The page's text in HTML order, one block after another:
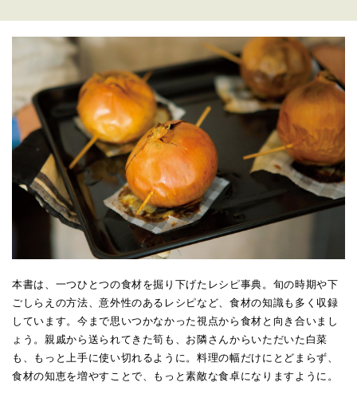
本書は、一つひとつの食材を掘り下げたレシピ事典。旬の時期や下
ごしらえの方法、意外性のあるレシピなど、食材の知識も多く収録
しています。今まで思いつかなかった視点から食材と向き合いまし
ょう。親戚から送られてきた筍も、お隣さんからいただいた白菜
も、もっと上手に使い切れるように。料理の幅だけにとどまらず、
食材の知恵を増やすことで、もっと素敵な食卓になりますように。